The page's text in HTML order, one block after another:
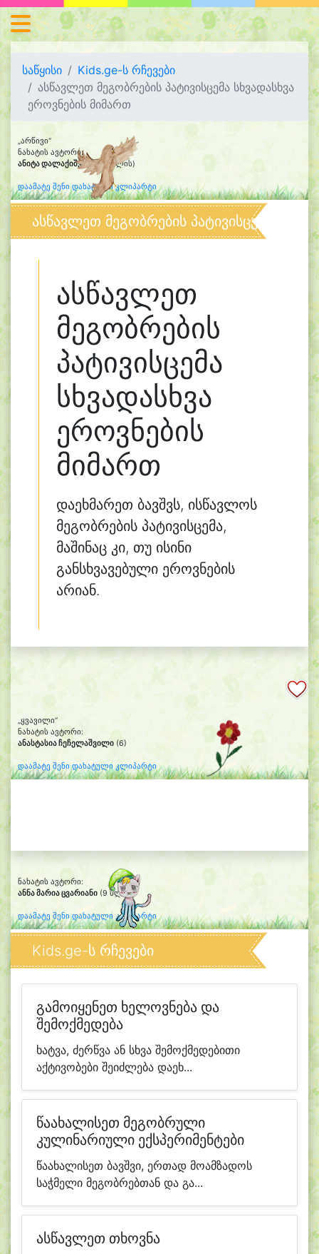
საწყისი
Kids.ge-ს რჩევები
ასწავლეთ მეგობრების პატივისცემა სხვადასხვა
ეროვნების მიმართ
„არწივი“
ნახატის ავტორი:
ანიტა დალაქიშვილი(8 წლის)
დაამატე შენი დახატული კლიპარტი
ასწავლეთ მეგობრების პატივისცემა
ასწავლეთ
მეგობრების
პატივისცემა
სხვადასხვა
ეროვნების
მიმართ
დაეხმარეთ ბავშვს, ისწავლოს
მეგობრების პატივისცემა,
მაშინაც კი, თუ ისინი
განსხვავებული ეროვნების
არიან.
„ყვავილი“
ნახატის ავტორი:
ანასტასია ჩეჩელაშვილი (6)
დაამატე შენი დახატული კლიპარტი
ნახატის ავტორი:
ანნა მარია ცვარიანი (9 წლის)
დაამატე შენი დახატული კლიპარტი
Kids.ge-ს რჩევები
გამოიყენეთ ხელოვნება და
შემოქმედება
ხატვა, ძერწვა ან სხვა შემოქმედებითი
აქტივობები შეიძლება დაეხ...
წაახალისეთ მეგობრული
კულინარიული ექსპერიმენტები
წაახალისეთ ბავშვი, ერთად მოამზადოს
საჭმელი მეგობრებთან და გა...
ასწავლეთ თხოვნა